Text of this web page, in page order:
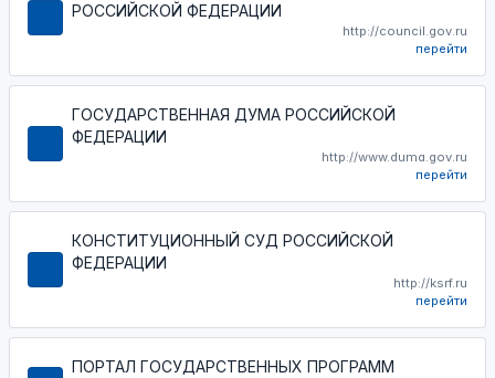
РОССИЙСКОЙ ФЕДЕРАЦИИ
http://council.gov.ru
перейти
ГОСУДАРСТВЕННАЯ ДУМА РОССИЙСКОЙ
ФЕДЕРАЦИИ
http://www.duma.gov.ru
перейти
КОНСТИТУЦИОННЫЙ СУД РОССИЙСКОЙ
ФЕДЕРАЦИИ
http://ksrf.ru
перейти
ПОРТАЛ ГОСУДАРСТВЕННЫХ ПРОГРАММ